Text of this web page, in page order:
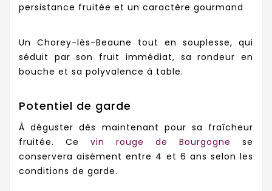
persistance fruitée et un caractère gourmand
Un Chorey-lès-Beaune tout en souplesse, qui
séduit par son fruit immédiat, sa rondeur en
bouche et sa polyvalence à table.
Potentiel de garde
À déguster dès maintenant pour sa fraîcheur
fruitée. Ce vin rouge de Bourgogne se
conservera aisément entre 4 et 6 ans selon les
conditions de garde.